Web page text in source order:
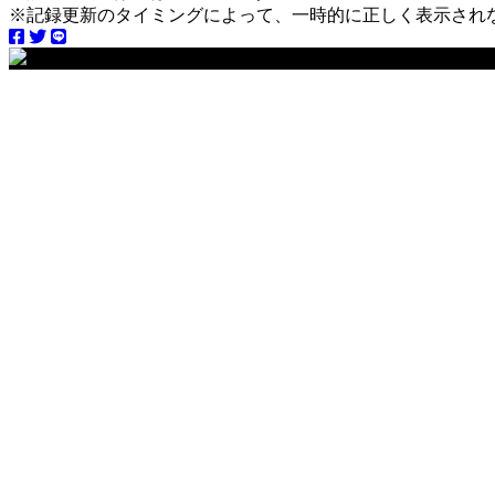
※記録更新のタイミングによって、一時的に正しく表示され